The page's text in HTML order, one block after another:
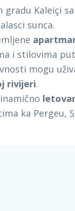
Kaleiçi
sunca.
i stilovima
mogu
rivijeri.
ka Pergeu,